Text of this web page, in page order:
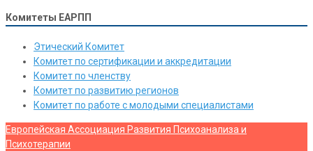
Комитеты ЕАРПП
Этический Комитет
Комитет по сертификации и аккредитации
Комитет по членству
Комитет по развитию регионов
Комитет по работе с молодыми специалистами
Европейская Ассоциация Развития Психоанализа и
Психотерапии